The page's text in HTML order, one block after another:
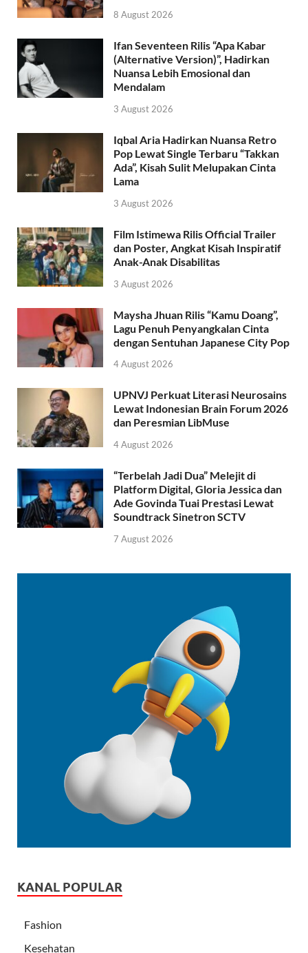
8 August 2026
Ifan Seventeen Rilis “Apa Kabar
(Alternative Version)”, Hadirkan
Nuansa Lebih Emosional dan
Mendalam
3 August 2026
Iqbal Aria Hadirkan Nuansa Retro
Pop Lewat Single Terbaru “Takkan
Ada”, Kisah Sulit Melupakan Cinta
Lama
3 August 2026
Film Istimewa Rilis Official Trailer
dan Poster, Angkat Kisah Inspiratif
Anak-Anak Disabilitas
3 August 2026
Maysha Jhuan Rilis “Kamu Doang”,
Lagu Penuh Penyangkalan Cinta
dengan Sentuhan Japanese City Pop
4 August 2026
UPNVJ Perkuat Literasi Neurosains
Lewat Indonesian Brain Forum 2026
dan Peresmian LibMuse
4 August 2026
“Terbelah Jadi Dua” Melejit di
Platform Digital, Gloria Jessica dan
Ade Govinda Tuai Prestasi Lewat
Soundtrack Sinetron SCTV
7 August 2026
KANAL POPULAR
Fashion
Kesehatan